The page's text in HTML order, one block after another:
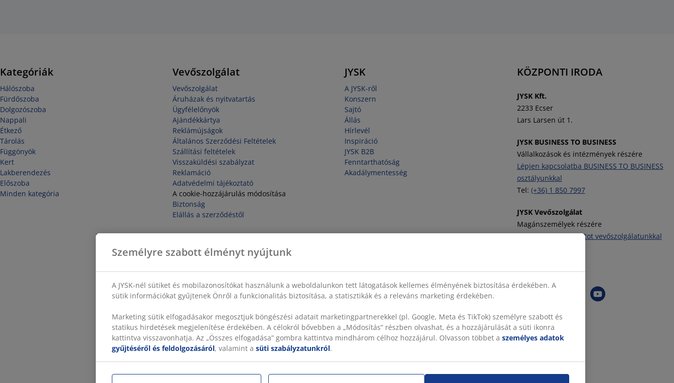
Kategóriák
Hálószoba
Fürdőszoba
Dolgozószoba
Nappali
Étkező
Tárolás
Függönyök
Kert
Lakberendezés
Előszoba
Minden kategória
Vevőszolgálat
Vevőszolgálat
Áruházak és nyitvatartás
Ügyfélelőnyök
Ajándékkártya
Reklámújságok
Általános Szerződési Feltételek
Szállítási feltételek
Visszaküldési szabályzat
Reklamáció
Adatvédelmi tájékoztató
A cookie-hozzájárulás módosítása
Biztonság
Elállás a szerződéstől
JYSK
A JYSK-ről
Konszern
Sajtó
Állás
Hírlevél
Inspiráció
JYSK B2B
Fenntarthatóság
Akadálymentesség
KÖZPONTI IRODA
JYSK Kft.
2233 Ecser
Lars Larsen út 1.
JYSK BUSINESS TO BUSINESS
Vállalkozások és intézmények részére
Lépjen kapcsolatba BUSINESS TO BUSINESS
osztályunkkal
Tel: (+36) 1 850 7997
JYSK Vevőszolgálat
Magánszemélyek részére
Vegye fel a kapcsolatot vevőszolgálatunkkal
JYSK követése
Személyre szabott élményt nyújtunk
A JYSK-nél sütiket és mobilazonosítókat használunk a weboldalunkon tett látogatások kellemes élményének biztosítása érdekében. A
sütik információkat gyűjtenek Önről a funkcionalitás biztosítása, a statisztikák és a releváns marketing érdekében.
Marketing sütik elfogadásakor megosztjuk böngészési adatait marketingpartnerekkel (pl. Google, Meta és TikTok) személyre szabott és
statikus hirdetések megjelenítése érdekében. A célokról bővebben a „Módosítás” részben olvashat, és a hozzájárulását a süti ikonra
kattintva visszavonhatja. Az „Összes elfogadása” gombra kattintva mindhárom célhoz hozzájárul. Olvasson többet a személyes adatok
gyűjtéséről és feldolgozásáról, valamint a süti szabályzatunkról.